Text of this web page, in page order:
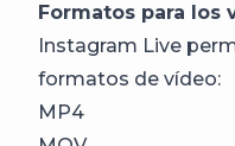
Formatos para los
Instagram Live
formatos de vídeo:
MP4